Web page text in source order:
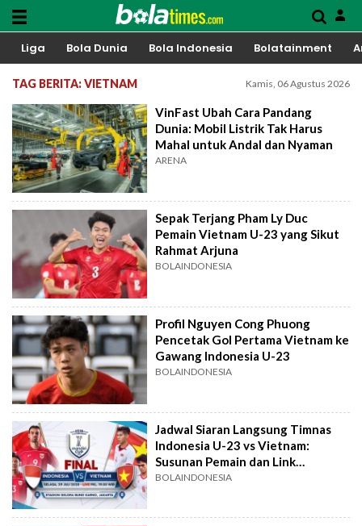
Liga Bola Dunia Bola Indonesia Bolatainment
TAG BERITA: VIETNAM Kamis, 06 Agustus 2026
VinFast Ubah Cara Pandang
Dunia: Mobil Listrik Tak Harus
Mahal untuk Andal dan Nyaman
ARENA
Sepak Terjang Pham Ly Duc
Pemain Vietnam U-23 yang Sikut
Rahmat Arjuna
BOLAINDONESIA
Profil Nguyen Cong Phuong
Pencetak Gol Pertama Vietnam ke
Gawang Indonesia U-23
BOLAINDONESIA
Jadwal Siaran Langsung Timnas
Indonesia U-23 vs Vietnam:
Susunan Pemain dan Link
Streaming
BOLAINDONESIA